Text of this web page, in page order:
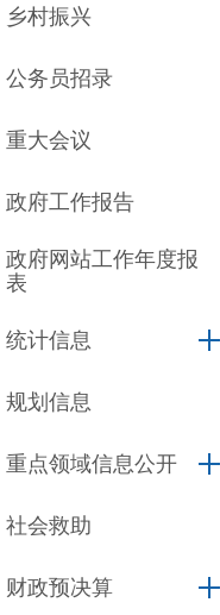
乡村振兴
公务员招录
重大会议
政府工作报告
政府网站工作年度报
表
统计信息
规划信息
重点领域信息公开
社会救助
财政预决算